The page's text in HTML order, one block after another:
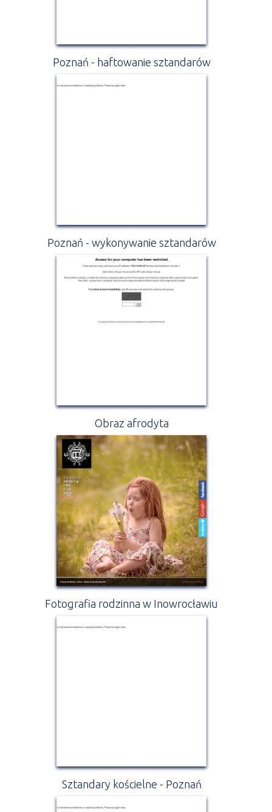
Poznań - haftowanie sztandarów
Poznań - wykonywanie sztandarów
Obraz afrodyta
Fotografia rodzinna w Inowrocławiu
Sztandary kościelne - Poznań